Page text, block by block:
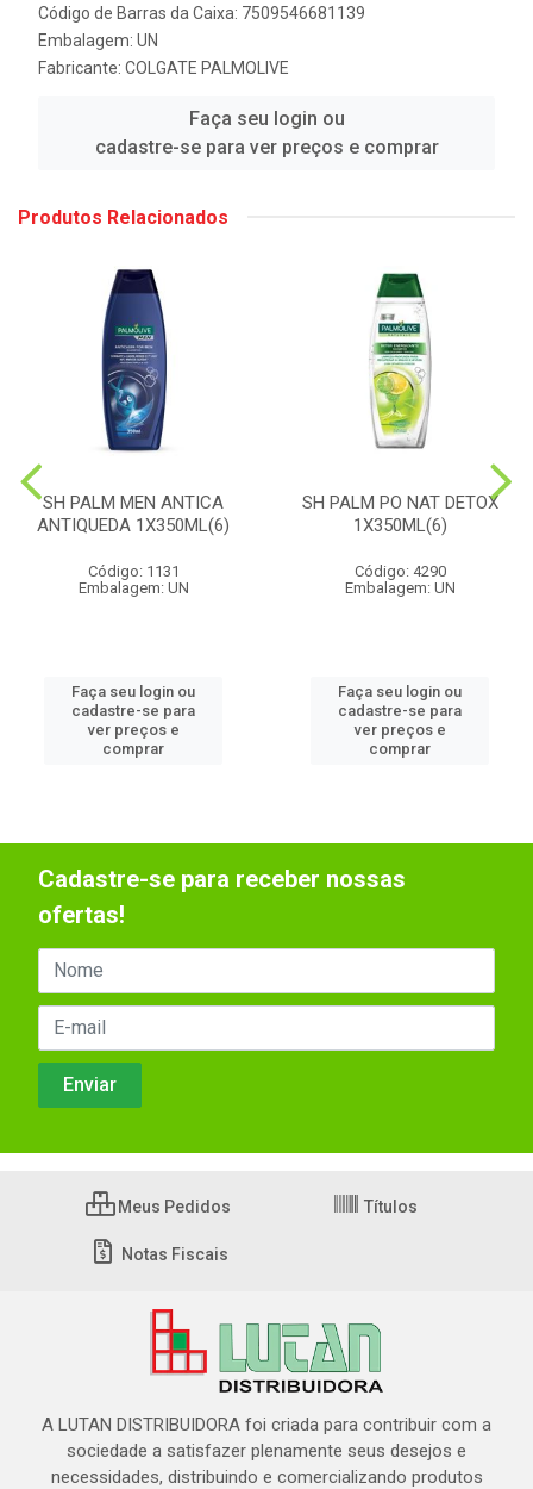
Código de Barras da Caixa: 7509546681139
Embalagem: UN
Fabricante: COLGATE PALMOLIVE
Faça seu login ou
cadastre-se para ver preços e comprar
Produtos Relacionados
SH PALM MEN ANTICA
ANTIQUEDA 1X350ML(6)
Código: 1131
Embalagem: UN
Faça seu login ou
cadastre-se para
ver preços e
comprar
SH PALM PO NAT DETOX
1X350ML(6)
Código: 4290
Embalagem: UN
Faça seu login ou
cadastre-se para
ver preços e
comprar
Cadastre-se para receber nossas
ofertas!
Meus Pedidos Títulos
Notas Fiscais
A LUTAN DISTRIBUIDORA foi criada para contribuir com a
sociedade a satisfazer plenamente seus desejos e
necessidades, distribuindo e comercializando produtos